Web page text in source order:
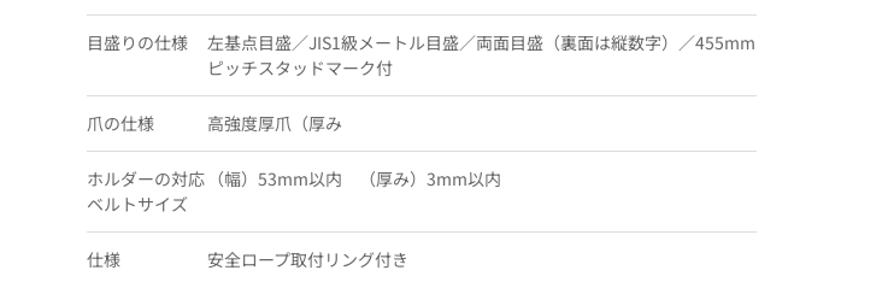
目盛りの仕様
左基点目盛／JIS1級メートル目盛／両面目盛（裏面は縦数字）／455mm
ピッチスタッドマーク付
爪の仕様 高強度厚爪（厚み
ホルダーの対応
ベルトサイズ
（幅）53mm以内 （厚み）3mm以内
仕様 安全ロープ取付リング付き